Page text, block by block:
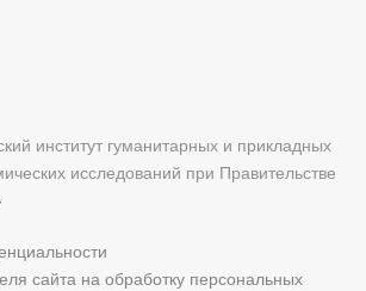
институт гуманитарных и прикладных
исследований при Правительстве
сайта на обработку персональных